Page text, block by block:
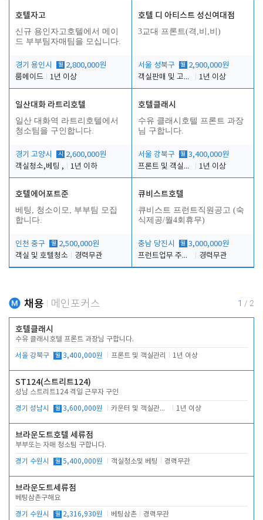
호텔자고
신규 용인자고호텔에서 메이
드 부부팀자매팀을 모십니다.
경기 용인시 월 2,800,000원
룸메이드
1년 이상
호텔 디 아티스트 성신여대점
3교대 프론트(격,비,비)
서울 성북구 월 2,900,000원
객실판매 및 고객응대
1년 이상
일산대화 라트리호텔
일산 대화역 라트리호텔에서
청소팀을 구인합니다.
경기 고양시 시
2,600,000원
객실청소,베팅 ,
1년 이하
호텔클래시
수유 클래시호텔 프론트 과장
님 구합니다.
서울 강북구 월 3,400,000원
프론트 및 객실관리
1년 이상
호텔에어포트준
베팅, 청소이모, 부부팀 모집
합니다.
인천 중구 월 2,500,000원
객실 및 호텔청소
경력무관
큐비스트호텔
큐비스트 프런트직원공고 (숙
식제공/월4회휴무)
충남 당진시 월 3,000,000원
프런트업무 주간, 야간
경력무관
채용 메인포커스 1 / 2
호텔클래시
수유 클래시호텔 프론트 과장님 구합니다.
서울 강북구 월 3,400,000원 프론트 및 객실관리 1년 이상
ST124(스트리트124)
성남 스트리트124 격일 근무자 구인
경기 성남시 월 3,600,000원 카운터 및 객실관리 전반 1년 이상
브라운도트호텔 세류점
부부또는 자매 청소팀 구합니다.
경기 수원시 월 5,400,000원 객실청소및 베팅 경력무관
브라운도트세류점
베팅삼촌구해요
경기 수원시 월 2,316,930원 베팅삼촌 경력무관